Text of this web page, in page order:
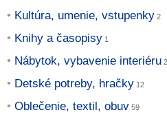
Kultúra, umenie, vstupenky
Knihy a časopisy
Nábytok, vybavenie interiéru
Detské potreby, hračky
Oblečenie, textil, obuv